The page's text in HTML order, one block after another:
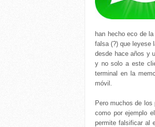
han hecho eco de
falsa (?) que leyese
desde hace años y
y no solo a este
terminal en la
móvil.
Pero muchos de
como por ejemplo
permite falsificar al